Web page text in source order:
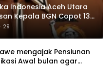
Indonesia Aceh Utara
Kepala BGN Copot 137
29
mengajak Pensiunan
Awal bulan agar
Lancar